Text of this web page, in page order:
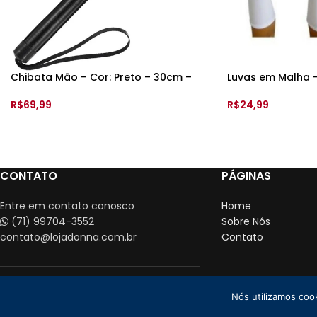
Chibata Mão – Cor: Preto – 30cm –
R$69,99
Luvas em Malha
R$24,99
CONTATO
Entre em contato conosco
(71) 99704-3552
contato@lojadonna.com.br
PÁGINAS
Home
Sobre Nós
Contato
Loja Donna
Nós utilizamos